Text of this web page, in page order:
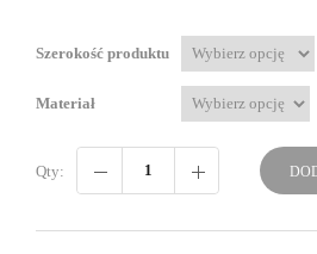
Szerokość produktu
Materiał
Qty: